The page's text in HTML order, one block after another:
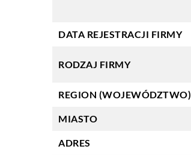
DATA REJESTRACJI FIRMY
RODZAJ FIRMY
REGION (WOJEWÓDZTWO)
MIASTO
ADRES